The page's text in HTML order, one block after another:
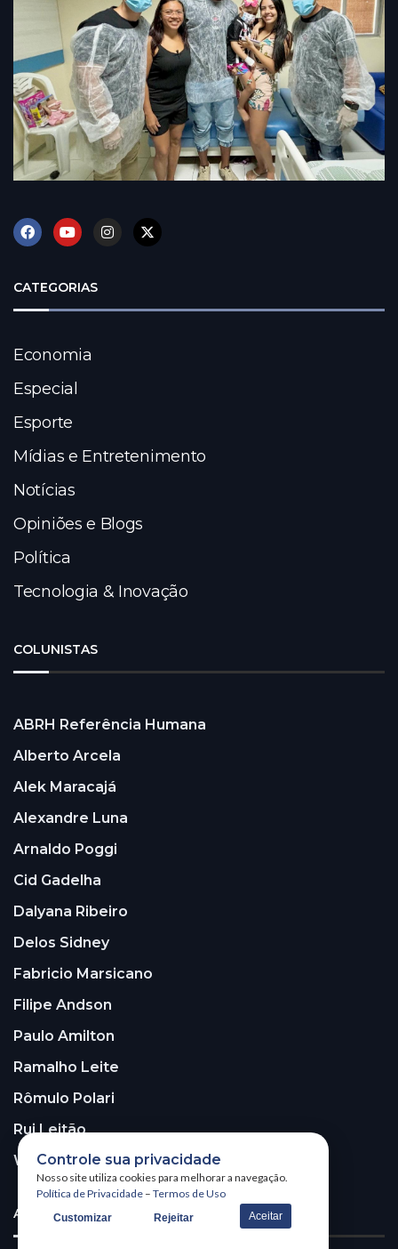
CATEGORIAS
Economia
Especial
Esporte
Mídias e Entretenimento
Notícias
Opiniões e Blogs
Política
Tecnologia & Inovação
COLUNISTAS
ABRH Referência Humana
Alberto Arcela
Alek Maracajá
Alexandre Luna
Arnaldo Poggi
Cid Gadelha
Dalyana Ribeiro
Delos Sidney
Fabricio Marsicano
Filipe Andson
Paulo Amilton
Ramalho Leite
Rômulo Polari
Rui Leitão
Walter Santos
ASSINE A NOSSA NEWSLETTER!
Controle sua privacidade
Nosso site utiliza cookies para melhorar a navegação.
Política de Privacidade – Termos de Uso
Customizar Rejeitar Aceitar